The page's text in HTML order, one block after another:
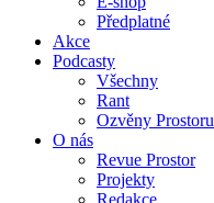
Předplatné
Akce
Podcasty
Všechny
Rant
Ozvěny Prostoru
O nás
Revue Prostor
Projekty
Redakce